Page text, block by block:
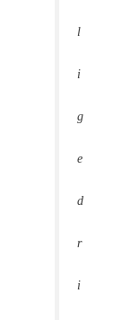
l
i
g
e
d
r
i